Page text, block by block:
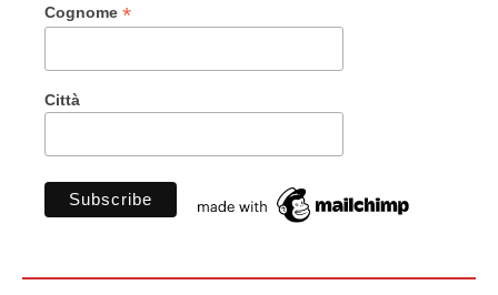
Cognome *
Città